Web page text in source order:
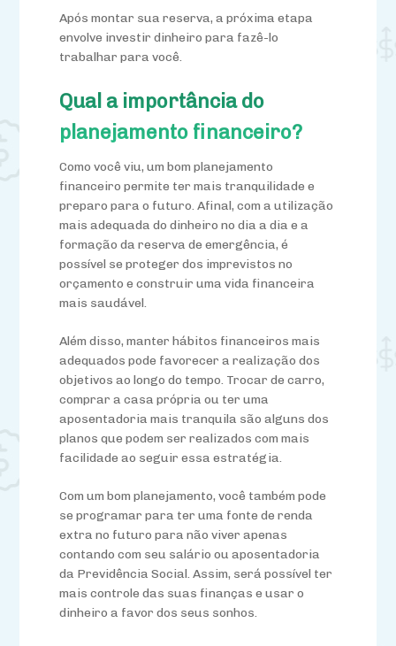
Após montar sua reserva, a próxima etapa
envolve investir dinheiro para fazê-lo
trabalhar para você.
Qual a importância do
planejamento financeiro?
Como você viu, um bom planejamento
financeiro permite ter mais tranquilidade e
preparo para o futuro. Afinal, com a utilização
mais adequada do dinheiro no dia a dia e a
formação da reserva de emergência, é
possível se proteger dos imprevistos no
orçamento e construir uma vida financeira
mais saudável.
Além disso, manter hábitos financeiros mais
adequados pode favorecer a realização dos
objetivos ao longo do tempo. Trocar de carro,
comprar a casa própria ou ter uma
aposentadoria mais tranquila são alguns dos
planos que podem ser realizados com mais
facilidade ao seguir essa estratégia.
Com um bom planejamento, você também pode
se programar para ter uma fonte de renda
extra no futuro para não viver apenas
contando com seu salário ou aposentadoria
da Previdência Social. Assim, será possível ter
mais controle das suas finanças e usar o
dinheiro a favor dos seus sonhos.